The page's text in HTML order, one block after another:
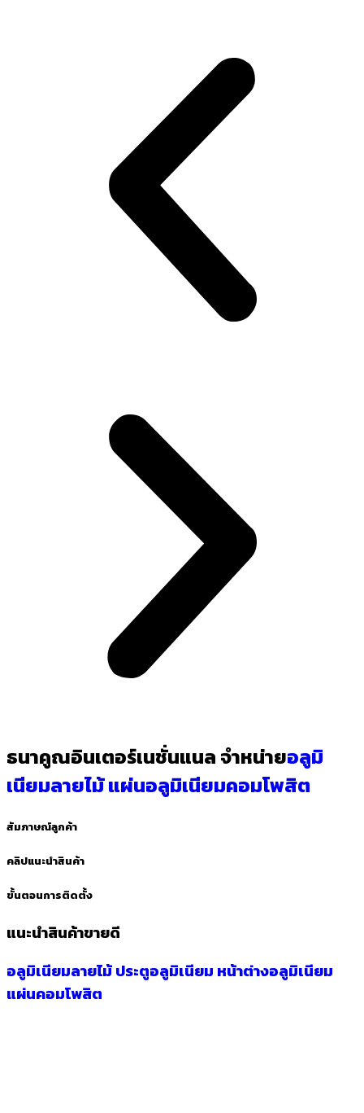
ธนาคูณอินเตอร์เนชั่นแนล จำหน่ายอลูมิ
เนียมลายไม้แผ่นอลูมิเนียมคอมโพสิต
สัมภาษณ์ลูกค้า
คลิปแนะนำสินค้า
ขั้นตอนการติดตั้ง
แนะนำสินค้าขายดี
อลูมิเนียมลายไม้ประตูอลูมิเนียม หน้าต่างอลูมิเนียม
แผ่นคอมโพสิต